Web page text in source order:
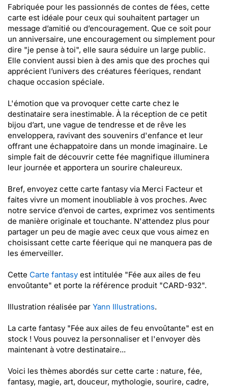
Fabriquée pour les passionnés de contes de fées, cette
carte est idéale pour ceux qui souhaitent partager un
message d’amitié ou d’encouragement. Que ce soit pour
un anniversaire, une encouragement ou simplement pour
dire "je pense à toi", elle saura séduire un large public.
Elle convient aussi bien à des amis que des proches qui
apprécient l’univers des créatures féeriques, rendant
chaque occasion spéciale.
L'émotion que va provoquer cette carte chez le
destinataire sera inestimable. À la réception de ce petit
bijou d’art, une vague de tendresse et de rêve les
enveloppera, ravivant des souvenirs d'enfance et leur
offrant une échappatoire dans un monde imaginaire. Le
simple fait de découvrir cette fée magnifique illuminera
leur journée et apportera un sourire chaleureux.
Bref, envoyez cette carte fantasy via Merci Facteur et
faites vivre un moment inoubliable à vos proches. Avec
notre service d’envoi de cartes, exprimez vos sentiments
de manière originale et touchante. N'attendez plus pour
partager un peu de magie avec ceux que vous aimez en
choisissant cette carte féerique qui ne manquera pas de
les émerveiller.
Cette Carte fantasy est intitulée "Fée aux ailes de feu
envoûtante" et porte la référence produit "CARD-932".
Illustration réalisée par Yann Illustrations.
La carte fantasy "Fée aux ailes de feu envoûtante" est en
stock ! Vous pouvez la personnaliser et l'envoyer dès
maintenant à votre destinataire...
Voici les thèmes abordés sur cette carte : nature, fée,
fantasy, magie, art, douceur, mythologie, sourire, cadre,